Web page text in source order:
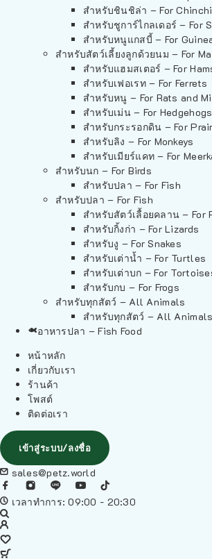
สำหรับชินชิล่า – For
สำหรับชูการ์ไกลเดอร์ – For
สำหรับหนูแกสบี้ – For
สำหรับสัตว์เลี้ยงลูกด้วยนม – For
สำหรับแฮมสเตอร์ – For
สำหรับเฟอเรท – For Ferrets
สำหรับหนู – For Rats and
สำหรับเม่น – For Hedgehogs
สำหรับกระรอกดิน – For
สำหรับลิง – For Monkeys
สำหรับเมียร์แคท – For
สำหรับนก – For Birds
สำหรับปลา – For Fish
สำหรับปลา – For Fish
สำหรับสัตว์เลื้อยคลาน – For
สำหรับกิ้งก่า – For Lizards
สำหรับงู – For Snakes
สำหรับเต่าน้ำ – For Turtles
สำหรับเต่าบก – For
สำหรับกบ – For Frogs
สำหรับทุกสัตว์ – All Animals
สำหรับทุกสัตว์ – All Animals
อาหารปลา – Fish Food
หน้าหลัก
เกี่ยวกับเรา
ร้านค้า
โพสต์
ติดต่อเรา
เข้าสู่ระบบ/ลงชื่อ
sales@petz.world
เวลาทำการ: 09:00 - 20:30